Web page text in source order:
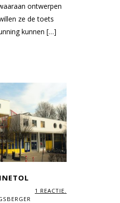
ontwerpen
ze de toets
kunnen […]
1 REACTIE.